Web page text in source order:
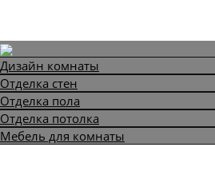
Дизайн комнаты
Отделка стен
Отделка пола
Отделка потолка
Мебель для комнаты